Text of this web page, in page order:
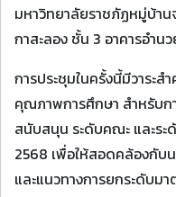
มหาวิทยาลัยราชภัฏหมู่บ้า
กาสะลอง ชั้น 3 อาคารอำน
การประชุมในครั้งนี้มีวาระ
คุณภาพการศึกษา สำหรับก
สนับสนุน ระดับคณะ และระ
2568 เพื่อให้สอดคล้องกั
และแนวทางการยกระดับม